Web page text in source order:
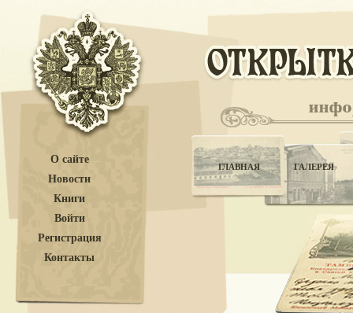
О сайте
Новости
Книги
Войти
Регистрация
Контакты
ГЛАВНАЯ ГАЛЕРЕЯ